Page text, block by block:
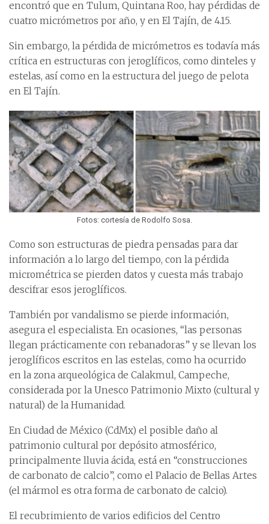
encontró que en Tulum, Quintana Roo, hay pérdidas de
cuatro micrómetros por año, y en El Tajín, de 4.15.
Sin embargo, la pérdida de micrómetros es todavía más
crítica en estructuras con jeroglíficos, como dinteles y
estelas, así como en la estructura del juego de pelota
en El Tajín.
Fotos: cortesía de Rodolfo Sosa.
Como son estructuras de piedra pensadas para dar
información a lo largo del tiempo, con la pérdida
micrométrica se pierden datos y cuesta más trabajo
descifrar esos jeroglíficos.
También por vandalismo se pierde información,
asegura el especialista. En ocasiones, “las personas
llegan prácticamente con rebanadoras” y se llevan los
jeroglíficos escritos en las estelas, como ha ocurrido
en la zona arqueológica de Calakmul, Campeche,
considerada por la Unesco Patrimonio Mixto (cultural y
natural) de la Humanidad.
En Ciudad de México (CdMx) el posible daño al
patrimonio cultural por depósito atmosférico,
principalmente lluvia ácida, está en “construcciones
de carbonato de calcio”, como el Palacio de Bellas Artes
(el mármol es otra forma de carbonato de calcio).
El recubrimiento de varios edificios del Centro